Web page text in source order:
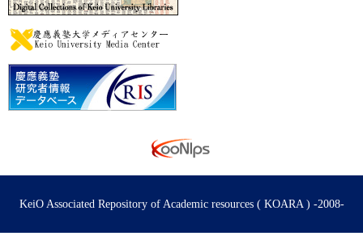
KeiO Associated Repository of Academic resources ( KOARA ) -2008-